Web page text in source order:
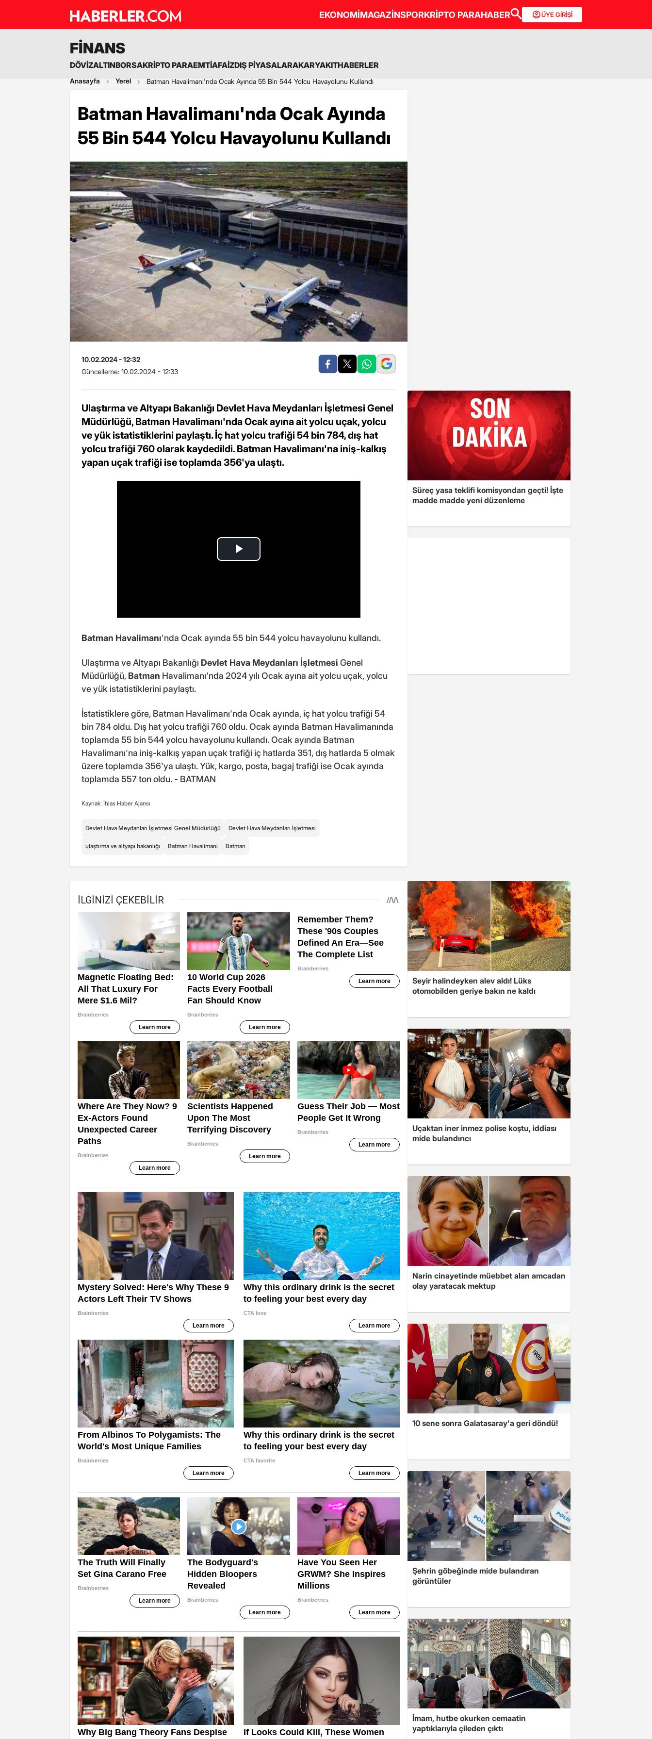
EKONOMİMAGAZİNSPORKRİPTO PARAHABER ÜYE GİRİŞİ
FİNANS
DÖVİZALTINBORSAKRİPTO PARAEMTİAFAİZDIŞ PİYASALARAKARYAKITHABERLER
Anasayfa Yerel Batman Havalimanı'nda Ocak Ayında 55 Bin 544 Yolcu Havayolunu Kullandı
Batman Havalimanı'nda Ocak Ayında
55 Bin 544 Yolcu Havayolunu Kullandı
10.02.2024 - 12:32
Güncelleme: 10.02.2024 - 12:33
Ulaştırma ve Altyapı Bakanlığı Devlet Hava Meydanları İşletmesi Genel
Müdürlüğü, Batman Havalimanı'nda Ocak ayına ait yolcu uçak, yolcu
ve yük istatistiklerini paylaştı. İç hat yolcu trafiği 54 bin 784, dış hat
yolcu trafiği 760 olarak kaydedildi. Batman Havalimanı'na iniş-kalkış
yapan uçak trafiği ise toplamda 356'ya ulaştı.
Batman Havalimanı'nda Ocak ayında 55 bin 544 yolcu havayolunu kullandı.
Ulaştırma ve Altyapı Bakanlığı Devlet Hava Meydanları İşletmesi Genel
Müdürlüğü, Batman Havalimanı'nda 2024 yılı Ocak ayına ait yolcu uçak, yolcu
ve yük istatistiklerini paylaştı.
İstatistiklere göre, Batman Havalimanı'nda Ocak ayında, iç hat yolcu trafiği 54
bin 784 oldu. Dış hat yolcu trafiği 760 oldu. Ocak ayında Batman Havalimanında
toplamda 55 bin 544 yolcu havayolunu kullandı. Ocak ayında Batman
Havalimanı'na iniş-kalkış yapan uçak trafiği iç hatlarda 351, dış hatlarda 5 olmak
üzere toplamda 356'ya ulaştı. Yük, kargo, posta, bagaj trafiği ise Ocak ayında
toplamda 557 ton oldu. - BATMAN
Kaynak: İhlas Haber Ajansı
Devlet Hava Meydanları İşletmesi Genel Müdürlüğü Devlet Hava Meydanları İşletmesi
ulaştırma ve altyapı bakanlığı Batman Havalimanı Batman
Süreç yasa teklifi komisyondan geçti! İşte
madde madde yeni düzenleme
Seyir halindeyken alev aldı! Lüks
otomobilden geriye bakın ne kaldı
Uçaktan iner inmez polise koştu, iddiası
mide bulandırıcı
Narin cinayetinde müebbet alan amcadan
olay yaratacak mektup
10 sene sonra Galatasaray'a geri döndü!
Şehrin göbeğinde mide bulandıran
görüntüler
İmam, hutbe okurken cemaatin
yaptıklarıyla çileden çıktı